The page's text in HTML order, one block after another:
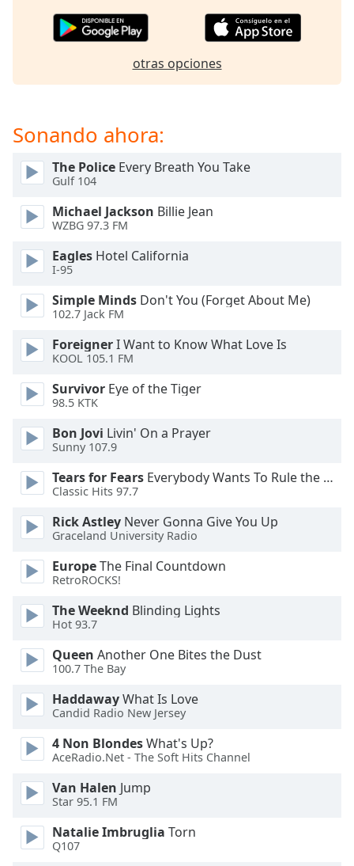
Caption
Color
Opacity
Font
Edge
Style
Family
Reset
Done
Close
Modal
Dialog
window.
otras opciones
Sonando ahora:
The Police Every Breath You Take
Gulf 104
Michael Jackson Billie Jean
WZBG 97.3 FM
Eagles Hotel California
I-95
Simple Minds Don't You (Forget About Me)
102.7 Jack FM
ForeignerI Want to Know What Love Is
KOOL 105.1 FM
Survivor Eye of the Tiger
98.5 KTK
Bon Jovi Livin' On a Prayer
Sunny 107.9
Tears for Fears Everybody Wants To Rule the World
Classic Hits 97.7
Rick Astley Never Gonna Give You Up
Graceland University Radio
EuropeThe Final Countdown
RetroROCKS!
The Weeknd Blinding Lights
Hot 93.7
Queen Another One Bites the Dust
100.7 The Bay
HaddawayWhat Is Love
Candid Radio New Jersey
4 Non BlondesWhat's Up?
AceRadio.Net - The Soft Hits Channel
Van Halen Jump
Star 95.1 FM
Natalie Imbruglia Torn
Q107